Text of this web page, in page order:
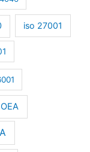
iso 27001
OEA